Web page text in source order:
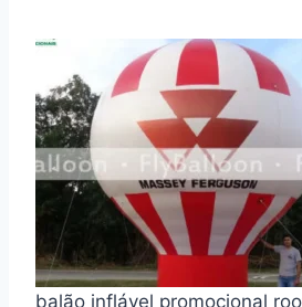
balão inflável promocional